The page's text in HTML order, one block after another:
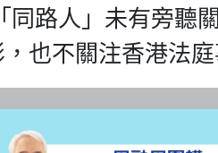
路人」未有旁聽
也不關注香港法庭